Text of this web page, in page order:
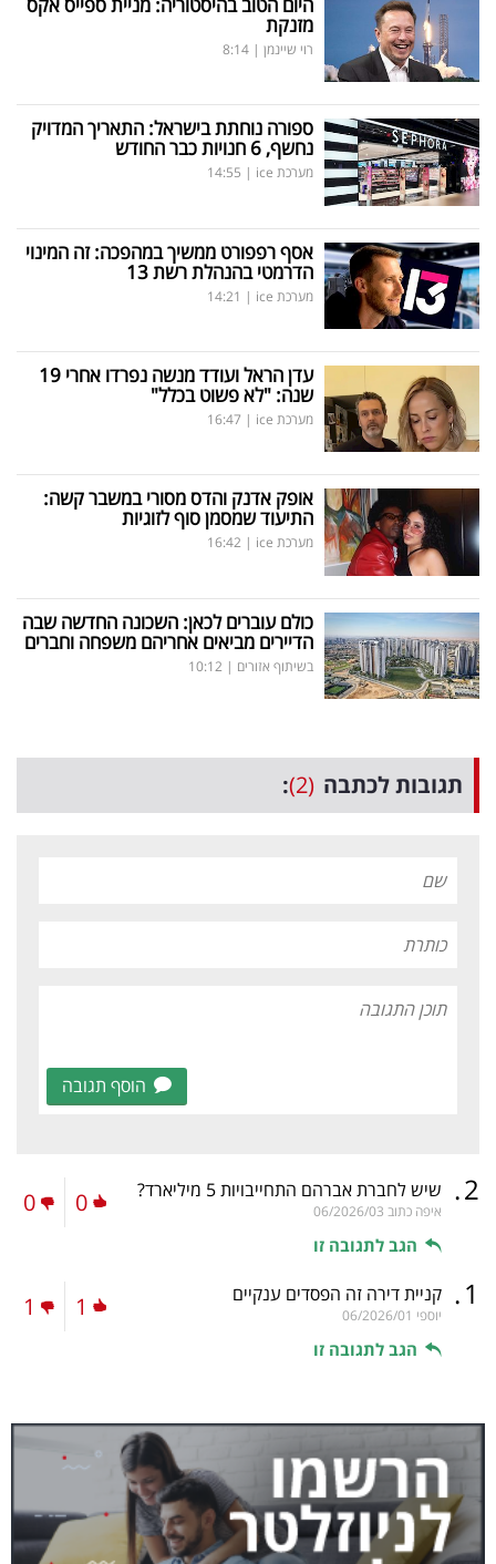
היום הטוב בהיסטוריה: מניית ספייס אקס
מזנקת
רוי שיינמן |
8:14
ספורה נוחתת בישראל: התאריך המדויק
נחשף, 6 חנויות כבר החודש
מערכת ice |
14:55
אסף רפפורט ממשיך במהפכה: זה המינוי
הדרמטי בהנהלת רשת 13
מערכת ice |
14:21
עדן הראל ועודד מנשה נפרדו אחרי 19
שנה: "לא פשוט בכלל"
מערכת ice |
16:47
אופק אדנק והדס מסורי במשבר קשה:
התיעוד שמסמן סוף לזוגיות
מערכת ice |
16:42
כולם עוברים לכאן: השכונה החדשה שבה
הדיירים מביאים אחריהם משפחה וחברים
בשיתוף אזורים |
10:12
תגובות לכתבה (2)
:
הוסף תגובה
2
. שיש לחברת אברהם התחייבויות 5 מיליארד?
איפה כתוב 06/2026/03
הגב לתגובה זו
0
0
1
. קניית דירה זה הפסדים ענקיים
יוספי 06/2026/01
הגב לתגובה זו
1
1